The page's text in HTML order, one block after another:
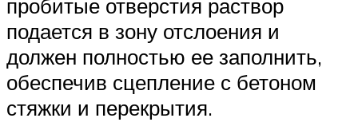
пробитые отверстия раствор
подается в зону отслоения и
должен полностью ее заполнить,
обеспечив сцепление с бетоном
стяжки и перекрытия.